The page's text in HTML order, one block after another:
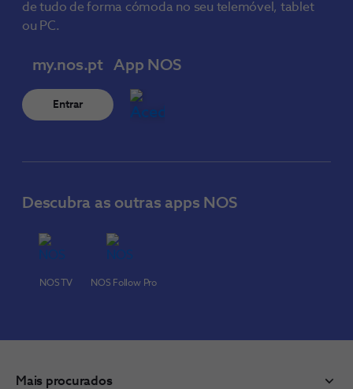
de tudo de forma cómoda no seu telemóvel, tablet
ou PC.
my.nos.pt
Entrar
App NOS
Descubra as outras apps NOS
NOS TV NOS Follow Pro
Mais procurados